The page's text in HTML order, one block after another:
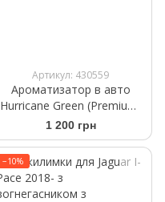
Артикул: 430559
Ароматизатор в авто
Hurricane Green (Premium)
Аромасаше на дефлектор
1 200 грн
−10%